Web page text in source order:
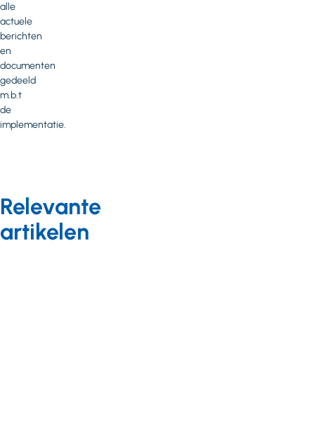
alle
actuele
berichten
en
documenten
gedeeld
m.b.t
de
implementatie.
Relevante
artikelen